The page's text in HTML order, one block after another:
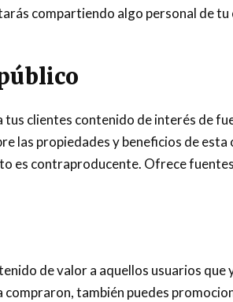
compartiendo algo personal de tu
tus clientes contenido de interés de
las propiedades y beneficios de
es contraproducente. Ofrece
de valor a aquellos usuarios
también puedes